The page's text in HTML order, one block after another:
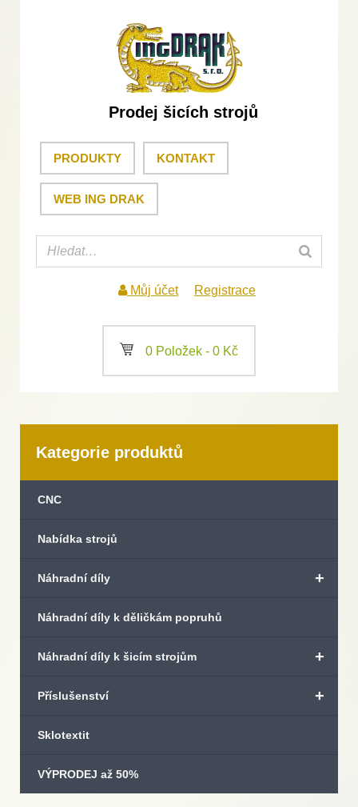
Prodej šicích strojů
PRODUKTY KONTAKT
WEB ING DRAK
Můj účet Registrace
a 0 Položek - 0 Kč
Kategorie produktů
CNC
Nabídka strojů
+
Náhradní díly
Náhradní díly k děličkám popruhů
+
Náhradní díly k šicím strojům
+
Příslušenství
Sklotextit
VÝPRODEJ až 50%